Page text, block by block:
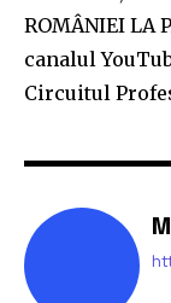
ROMÂNIEI LA
canalul
Circuitul